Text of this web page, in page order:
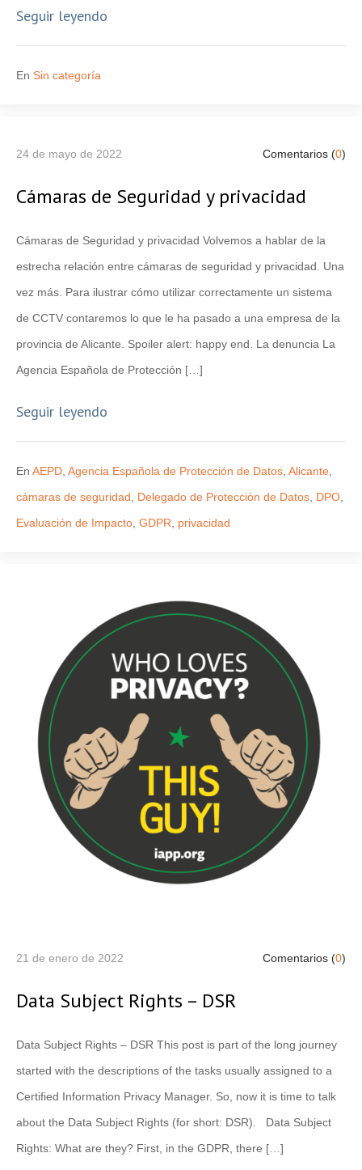
Seguir leyendo
En Sin categoría
24 de mayo de 2022 Comentarios (0)
Cámaras de Seguridad y privacidad
Cámaras de Seguridad y privacidad Volvemos a hablar de la
estrecha relación entre cámaras de seguridad y privacidad. Una
vez más. Para ilustrar cómo utilizar correctamente un sistema
de CCTV contaremos lo que le ha pasado a una empresa de la
provincia de Alicante. Spoiler alert: happy end. La denuncia La
Agencia Española de Protección […]
Seguir leyendo
En AEPD Agencia Española de Protección de Datos Alicante
cámaras de seguridad
Delegado de Protección de Datos DPO
Evaluación de Impacto GDPR privacidad
21 de enero de 2022 Comentarios (0)
Data Subject Rights – DSR
Data Subject Rights – DSR This post is part of the long journey
started with the descriptions of the tasks usually assigned to a
Certified Information Privacy Manager. So, now it is time to talk
about the Data Subject Rights (for short: DSR). Data Subject
Rights: What are they? First, in the GDPR, there […]